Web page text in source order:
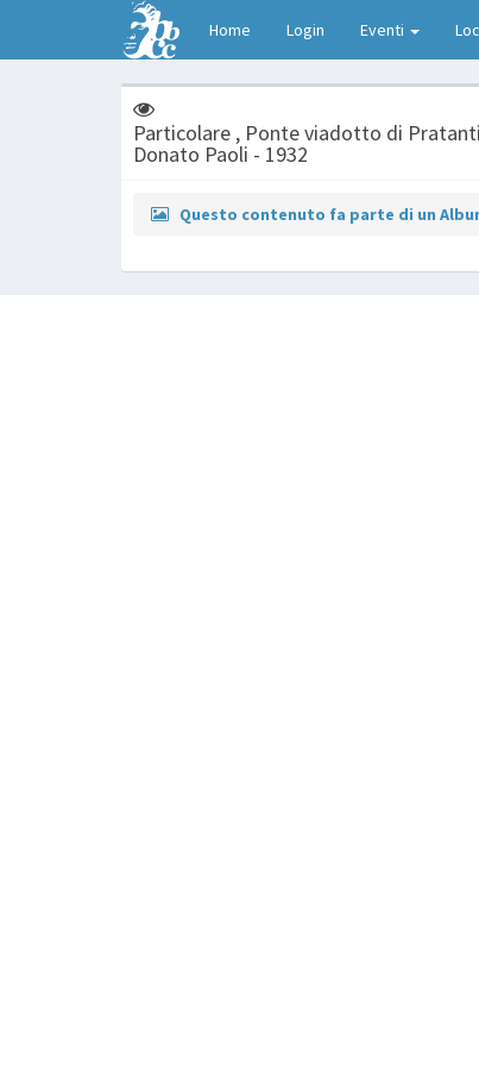
Home Login Eventi
Particolare , Ponte viadotto di
Donato Paoli - 1932
Questo contenuto fa parte di un